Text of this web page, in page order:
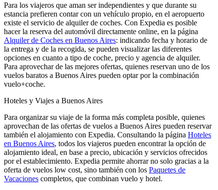
Para los viajeros que aman ser independientes y que durante su
estancia prefieren contar con un vehículo propio, en el aeropuerto
existe el servicio de alquiler de coches. Con Expedia es posible
hacer la reserva del automóvil directamente online, en la página
Alquiler de Coches en Buenos Aires: indicando fecha y horario de
la entrega y de la recogida, se pueden visualizar las diferentes
opciones en cuanto a tipo de coche, precio y agencia de alquiler.
Para aprovechar de las mejores ofertas, quienes reservan uno de los
vuelos baratos a Buenos Aires pueden optar por la combinación
vuelo+coche.
Hoteles y Viajes a Buenos Aires
Para organizar su viaje de la forma más completa posible, quienes
aprovechan de las ofertas de vuelos a Buenos Aires pueden reservar
también el alojamiento con Expedia. Consultando la página Hoteles
en Buenos Aires, todos los viajeros pueden encontrar la opción de
alojamiento ideal, en base a precio, ubicación y servicios ofrecidos
por el establecimiento. Expedia permite ahorrar no solo gracias a la
oferta de vuelos low cost, sino también con los Paquetes de
Vacaciones completos, que combinan vuelo y hotel.